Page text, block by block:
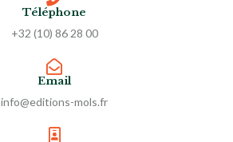
Téléphone
+32 (10) 86 28 00
Email
info@editions-mols.fr